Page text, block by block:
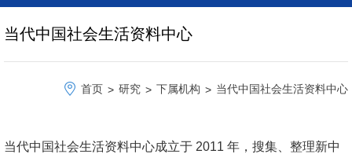
当代中国社会生活资料中心
首页 > 研究 > 下属机构 > 当代中国社会生活资料中心
当代中国社会生活资料中心成立于 2011 年，搜集、整理新中